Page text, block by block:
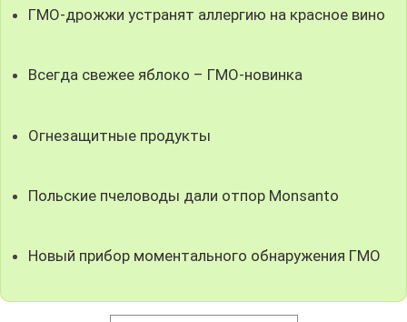
ГМО-дрожжи устранят аллергию на красное вино
Всегда свежее яблоко – ГМО-новинка
Огнезащитные продукты
Польские пчеловоды дали отпор Monsanto
Новый прибор моментального обнаружения ГМО